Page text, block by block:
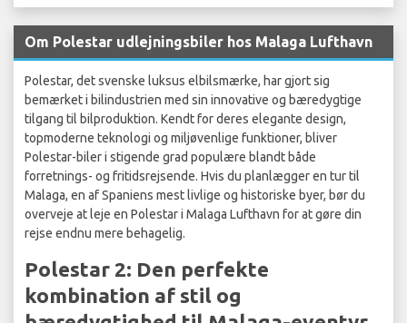
Om Polestar udlejningsbiler hos Malaga Lufthavn
Polestar, det svenske luksus elbilsmærke, har gjort sig
bemærket i bilindustrien med sin innovative og bæredygtige
tilgang til bilproduktion. Kendt for deres elegante design,
topmoderne teknologi og miljøvenlige funktioner, bliver
Polestar-biler i stigende grad populære blandt både
forretnings- og fritidsrejsende. Hvis du planlægger en tur til
Malaga, en af Spaniens mest livlige og historiske byer, bør du
overveje at leje en Polestar i Malaga Lufthavn for at gøre din
rejse endnu mere behagelig.
Polestar 2: Den perfekte
kombination af stil og